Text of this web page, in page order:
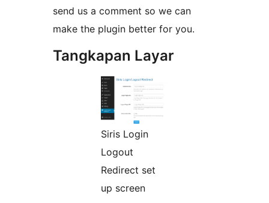
send us a comment so we can
make the plugin better for you.
Tangkapan Layar
Siris Login
Logout
Redirect set
up screen